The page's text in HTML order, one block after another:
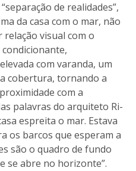
de realidades”,
da casa com o mar, não
visual com o
com varanda, um
cobertura, tornando a
com a
palavras do arquiteto Ri-
espreita o mar. Estava
os barcos que esperam a
são o quadro de fundo
se abre no horizonte”.